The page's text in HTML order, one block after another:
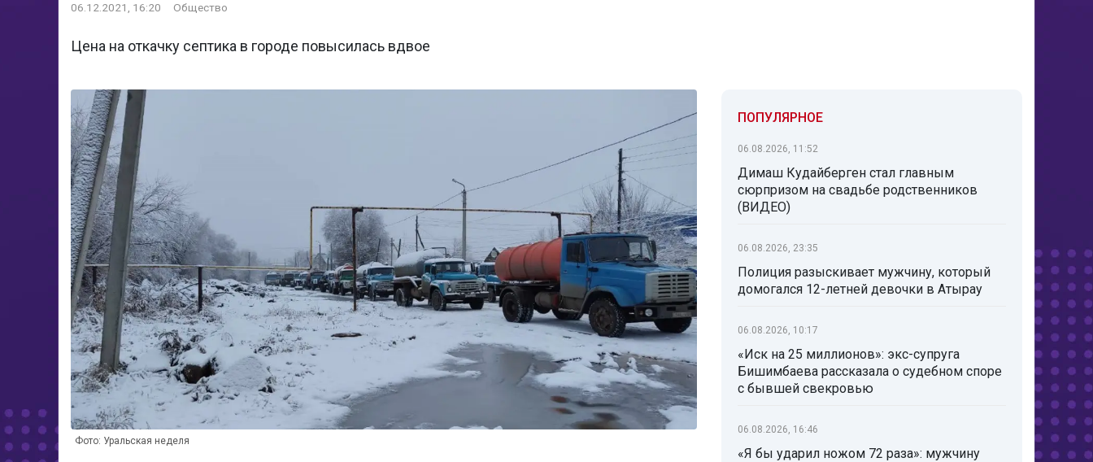
06.12.2021, 16:20 Общество
Цена на откачку септика в городе повысилась вдвое
Фото: Уральская неделя
ПОПУЛЯРНОЕ
06.08.2026, 11:52
Димаш Кудайберген стал главным
сюрпризом на свадьбе родственников
(ВИДЕО)
06.08.2026, 23:35
Полиция разыскивает мужчину, который
домогался 12-летней девочки в Атырау
06.08.2026, 10:17
«Иск на 25 миллионов»: экс-супруга
Бишимбаева рассказала о судебном споре
с бывшей свекровью
06.08.2026, 16:46
«Я бы ударил ножом 72 раза»: мужчину